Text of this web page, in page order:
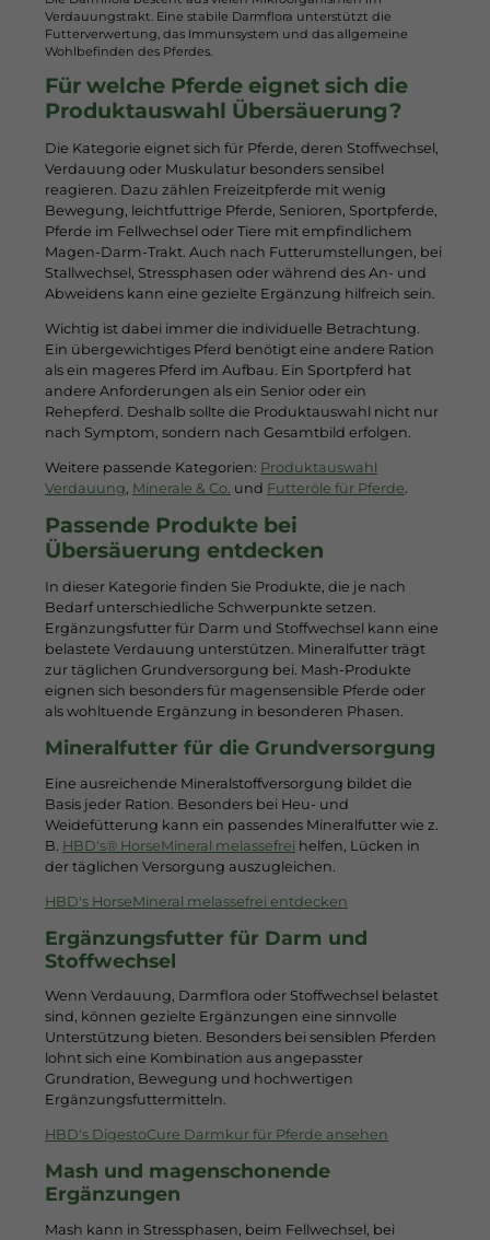
Verdauungstrakt. Eine stabile Darmflora unterstützt die
Futterverwertung, das Immunsystem und das allgemeine
Wohlbefinden des Pferdes.
Für welche Pferde eignet sich die
Produktauswahl Übersäuerung?
Die Kategorie eignet sich für Pferde, deren Stoffwechsel,
Verdauung oder Muskulatur besonders sensibel
reagieren. Dazu zählen Freizeitpferde mit wenig
Bewegung, leichtfuttrige Pferde, Senioren, Sportpferde,
Pferde im Fellwechsel oder Tiere mit empfindlichem
Magen-Darm-Trakt. Auch nach Futterumstellungen, bei
Stallwechsel, Stressphasen oder während des An- und
Abweidens kann eine gezielte Ergänzung hilfreich sein.
Wichtig ist dabei immer die individuelle Betrachtung.
Ein übergewichtiges Pferd benötigt eine andere Ration
als ein mageres Pferd im Aufbau. Ein Sportpferd hat
andere Anforderungen als ein Senior oder ein
Rehepferd. Deshalb sollte die Produktauswahl nicht nur
nach Symptom, sondern nach Gesamtbild erfolgen.
Weitere passende Kategorien: Produktauswahl
Verdauung Minerale & Co. und Futteröle für Pferde
Passende Produkte bei
Übersäuerung entdecken
In dieser Kategorie finden Sie Produkte, die je nach
Bedarf unterschiedliche Schwerpunkte setzen.
Ergänzungsfutter für Darm und Stoffwechsel kann eine
belastete Verdauung unterstützen. Mineralfutter trägt
zur täglichen Grundversorgung bei. Mash-Produkte
eignen sich besonders für magensensible Pferde oder
als wohltuende Ergänzung in besonderen Phasen.
Mineralfutter für die Grundversorgung
Eine ausreichende Mineralstoffversorgung bildet die
Basis jeder Ration. Besonders bei Heu- und
Weidefütterung kann ein passendes Mineralfutter wie z.
B. HBD's® HorseMineral melassefrei helfen, Lücken in
der täglichen Versorgung auszugleichen.
HBD's HorseMineral melassefrei entdecken
Ergänzungsfutter für Darm und
Stoffwechsel
Wenn Verdauung, Darmflora oder Stoffwechsel belastet
sind, können gezielte Ergänzungen eine sinnvolle
Unterstützung bieten. Besonders bei sensiblen Pferden
lohnt sich eine Kombination aus angepasster
Grundration, Bewegung und hochwertigen
Ergänzungsfuttermitteln.
HBD's DigestoCure Darmkur für Pferde ansehen
Mash und magenschonende
Ergänzungen
Mash kann in Stressphasen, beim Fellwechsel, bei